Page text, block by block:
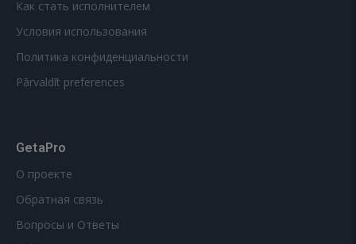
Как стать исполнителем
Условия использования
Политика конфиденциальности
Pārvaldīt preferences
GetaPro
О проекте
Обратная связь
Вопросы и Ответы